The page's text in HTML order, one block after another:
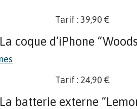
Tarif : 39,90 €
La coque d’iPhone
Tarif : 24,90 €
La batterie externe